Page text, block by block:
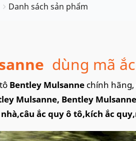
Danh sách sản phẩm
dùng mã
Bentley Mulsannechính hãng,
Mulsanne, Bentley
ắc quy ô tô,kích ắc